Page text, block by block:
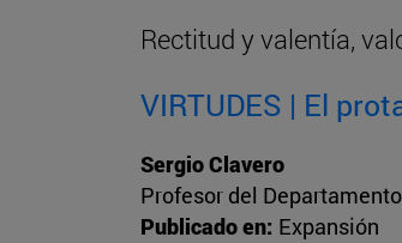
Rectitud y valentía,
VIRTUDES | El
Sergio Clavero
Profesor del
Publicado en: Expansión